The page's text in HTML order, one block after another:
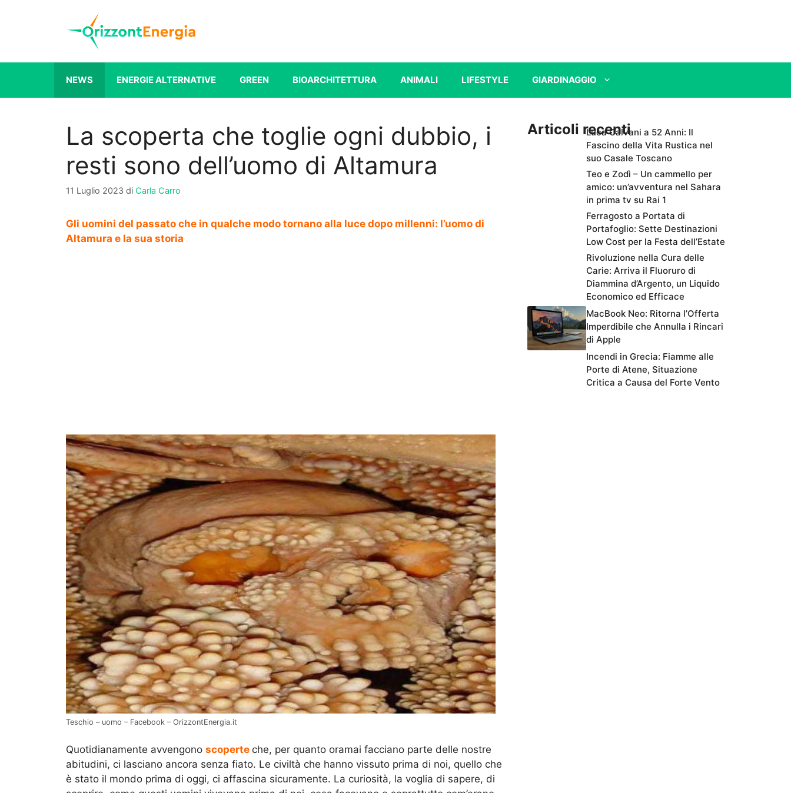
NEWS ENERGIE ALTERNATIVE GREEN BIOARCHITETTURA ANIMALI LIFESTYLE GIARDINAGGIO
La scoperta che toglie ogni dubbio, i
resti sono dell’uomo di Altamura
11 Luglio 2023 di Carla Carro
Gli uomini del passato che in qualche modo tornano alla luce dopo millenni: l’uomo di
Altamura e la sua storia
Teschio – uomo – Facebook – OrizzontEnergia.it
Quotidianamente avvengono scoperte che, per quanto oramai facciano parte delle nostre
abitudini, ci lasciano ancora senza fiato. Le civiltà che hanno vissuto prima di noi, quello che
è stato il mondo prima di oggi, ci affascina sicuramente. La curiosità, la voglia di sapere, di
Articoli recentiLuca Calvani a 52 Anni: Il
Fascino della Vita Rustica nel
suo Casale Toscano
Teo e Zodì – Un cammello per
amico: un’avventura nel Sahara
in prima tv su Rai 1
Ferragosto a Portata di
Portafoglio: Sette Destinazioni
Low Cost per la Festa dell’Estate
Rivoluzione nella Cura delle
Carie: Arriva il Fluoruro di
Diammina d’Argento, un Liquido
Economico ed Efficace
MacBook Neo: Ritorna l’Offerta
Imperdibile che Annulla i Rincari
di Apple
Incendi in Grecia: Fiamme alle
Porte di Atene, Situazione
Critica a Causa del Forte Vento